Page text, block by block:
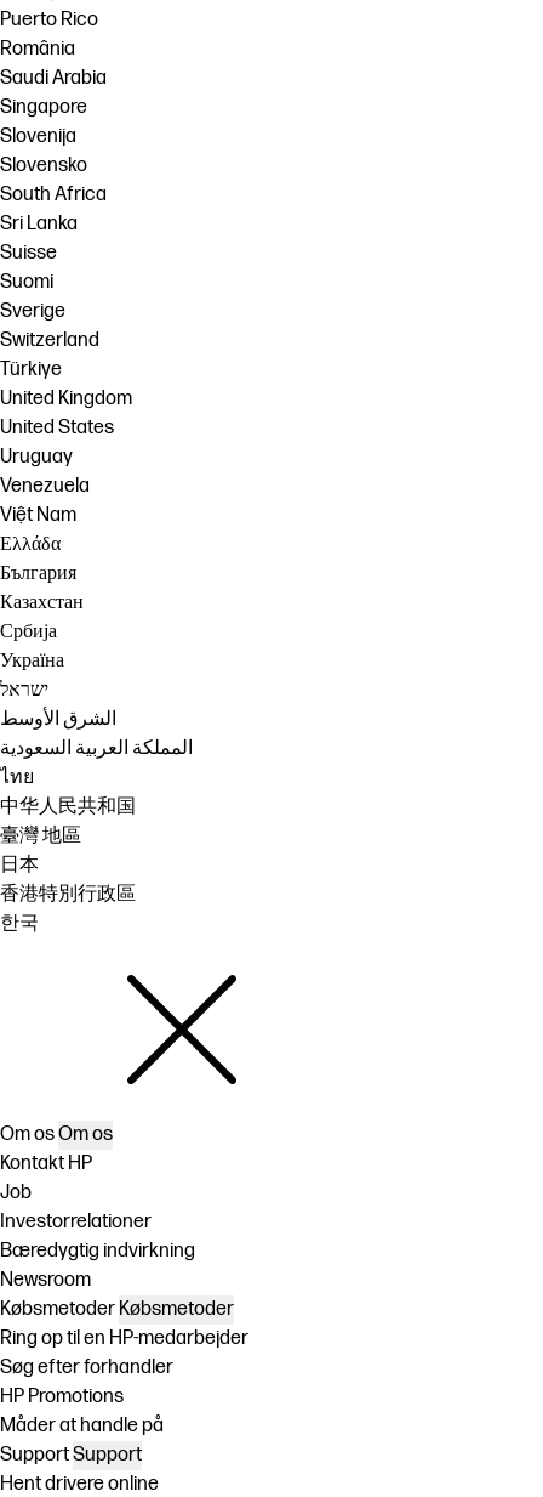
Puerto Rico
România
Saudi Arabia
Singapore
Slovenija
Slovensko
South Africa
Sri Lanka
Suisse
Suomi
Sverige
Switzerland
Türkiye
United Kingdom
United States
Uruguay
Venezuela
Việt Nam
Ελλάδα
България
Казахстан
Србија
Україна
ישראל
الشرق الأوسط
المملكة العربية السعودية
ไทย
中华人民共和国
臺灣 地區
日本
香港特別行政區
한국
Om osOm os
Kontakt HP
Job
Investorrelationer
Bæredygtig indvirkning
Newsroom
Købsmetoder Købsmetoder
Ring op til en HP-medarbejder
Søg efter forhandler
HP Promotions
Måder at handle på
SupportSupport
Hent drivere online